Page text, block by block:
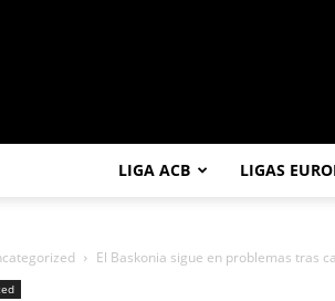
LIGA ACB LIGAS
El Baskonia sigue en problemas tras